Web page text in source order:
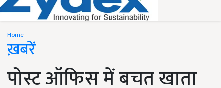
Home
ख़बरें
पोस्ट ऑफिस में बचत खाता